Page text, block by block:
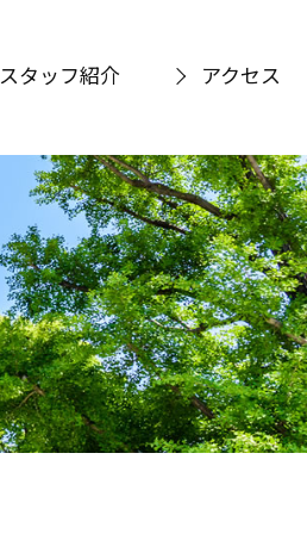
スタッフ紹介 アクセス